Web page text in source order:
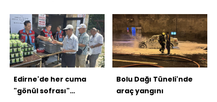
Edirne'de her cuma
"gönül sofrası"
Bolu Dağı Tüneli'nde
araç yangını